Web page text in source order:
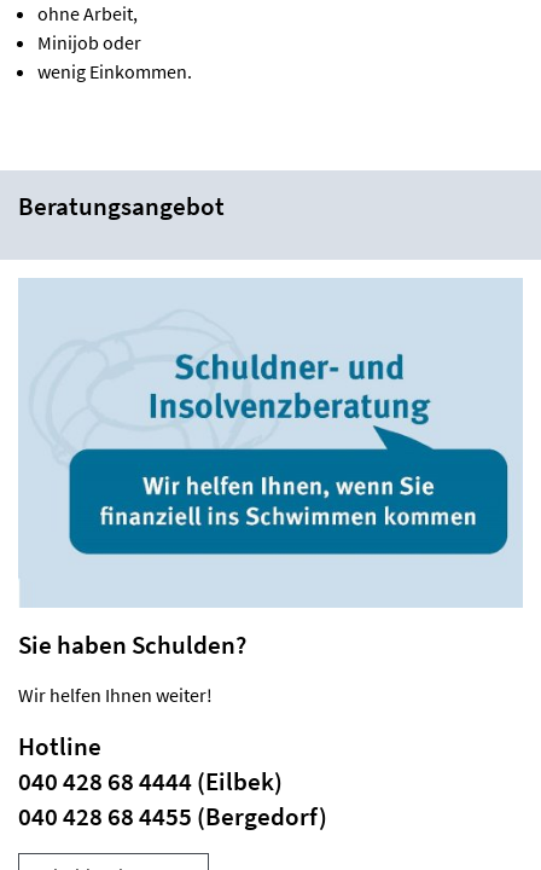
ohne Arbeit,
Minijob oder
wenig Einkommen.
Beratungsangebot
Sie haben Schulden?
Wir helfen Ihnen weiter!
Hotline
040 428 68 4444 (Eilbek)
040 428 68 4455 (Bergedorf)